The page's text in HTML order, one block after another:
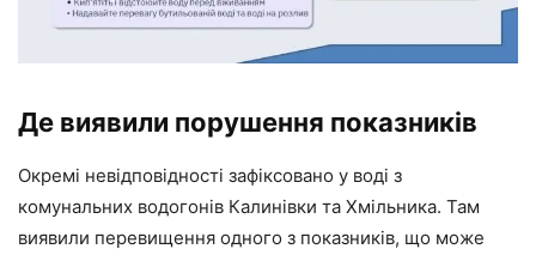
Де виявили порушення показників
Окремі невідповідності зафіксовано у воді з
комунальних водогонів Калинівки та Хмільника. Там
виявили перевищення одного з показників, що може